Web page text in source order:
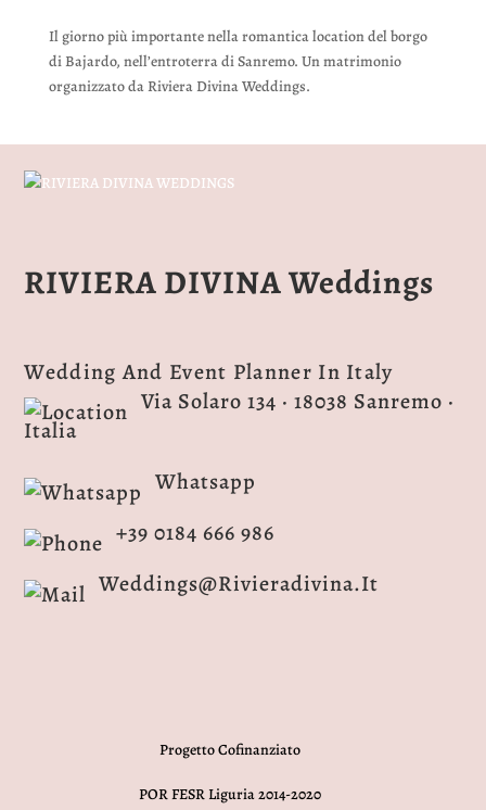
Il giorno più importante nella romantica location del borgo
di Bajardo, nell’entroterra di Sanremo. Un matrimonio
organizzato da Riviera Divina Weddings.
RIVIERA DIVINA Weddings
Wedding And Event Planner In Italy
Via Solaro 134 · 18038 Sanremo ·
Italia
Whatsapp
+39 0184 666 986
Weddings@rivieradivina.it
Progetto Cofinanziato
POR FESR Liguria 2014-2020